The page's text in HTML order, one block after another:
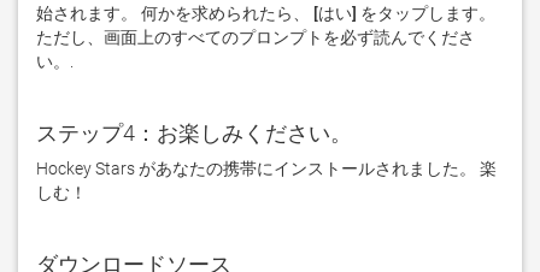
始されます。 何かを求められたら、
[はい] をタップします。
ただし、画面上のすべてのプロンプトを必ず読んでくださ
い。.
ステップ4：お楽しみください。
Hockey Stars があなたの携帯にインストールされました。 楽
しむ！
ダウンロードソース